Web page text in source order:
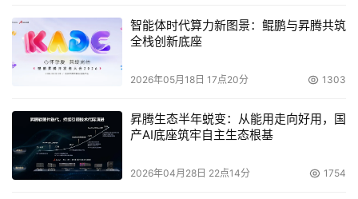
的服务。客户总是非常关注数据的服务及数据的管理，把这
些要求归纳起来就是三个部分，减低成本，减低复杂性，实
现和做到法规的遵从的解决方案。博科的客户需要的是动态
范围，而这些就是博科未来的发展方向。几天之后，
DoSTOR的记者在上海就类似的问题也询问了博科公司全球
副总裁时，他也做了更精辟的论述。（有关这点，我们随后
智能体时代算力新图景：鲲鹏与昇腾共筑
全栈创新底座
2026年05月18日 17点20分 1303
昇腾生态半年蜕变：从能用走向好用，国
产AI底座筑牢自主生态根基
2026年04月28日 22点14分 1754